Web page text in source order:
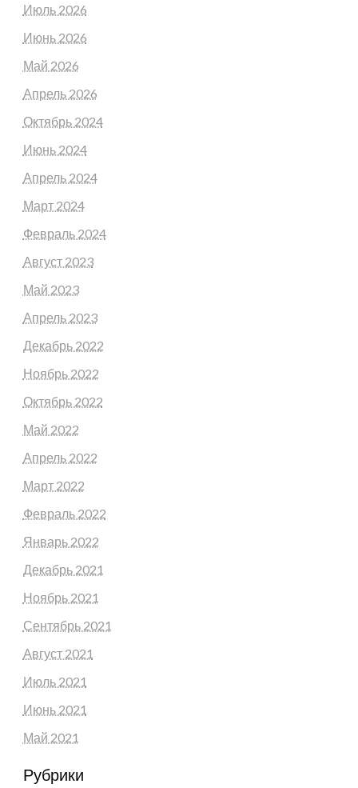
Июль 2026
Июнь 2026
Май 2026
Апрель 2026
Октябрь 2024
Июнь 2024
Апрель 2024
Март 2024
Февраль 2024
Август 2023
Май 2023
Апрель 2023
Декабрь 2022
Ноябрь 2022
Октябрь 2022
Май 2022
Апрель 2022
Март 2022
Февраль 2022
Январь 2022
Декабрь 2021
Ноябрь 2021
Сентябрь 2021
Август 2021
Июль 2021
Июнь 2021
Май 2021
Рубрики